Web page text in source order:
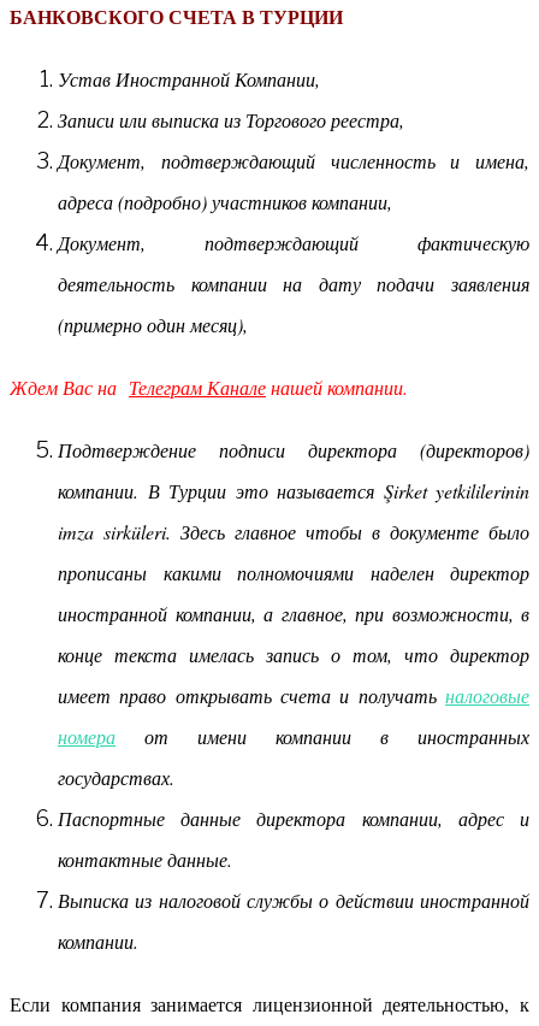
БАНКОВСКОГО СЧЕТА В ТУРЦИИ
Устав Иностранной Компании,
Записи или выписка из Торгового реестра,
Документ, подтверждающий численность и имена,
адреса (подробно) участников компании,
Документ, подтверждающий фактическую
деятельность компании на дату подачи заявления
(примерно один месяц),
Ждем Вас на Телеграм Каналенашей компании.
Подтверждение подписи директора (директоров)
компании. В Турции это называется Şirket yetkililerinin
imza sirküleri. Здесь главное чтобы в документе было
прописаны какими полномочиями наделен директор
иностранной компании, а главное, при возможности, в
конце текста имелась запись о том, что директор
имеет право открывать счета и получать налоговые
номера от имени компании в иностранных
государствах.
Паспортные данные директора компании, адрес и
контактные данные.
Выписка из налоговой службы о действии иностранной
компании.
Если компания занимается лицензионной деятельностью, к